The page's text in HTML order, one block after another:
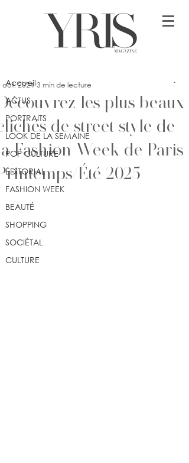
Accueil
ACTUS
PORTRAITS
LOOK DE LA SEMAINE
POP CULTURE
ÉDITORIAL
FASHION WEEK
BEAUTÉ
SHOPPING
SOCIÉTAL
CULTURE
les plus beaux
de street style de
Fashion Week de Paris
Été 2025
oct. 2024 3 min de lecture